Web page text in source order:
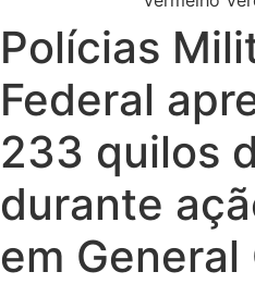
Polícias
Federal
233 quilos
durante
em General